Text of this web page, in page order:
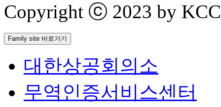
Copyright ⓒ 2023 by
Family site 바로가기
대한상공회의소
무역인증서비스센터